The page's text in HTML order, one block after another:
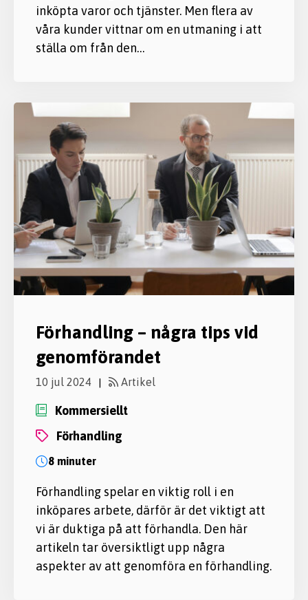
inköpta varor och tjänster. Men flera av
våra kunder vittnar om en utmaning i att
ställa om från den…
Förhandling – några tips vid
genomförandet
10 jul 2024 | Artikel
Kommersiellt
förhandling
8 minuter
Förhandling spelar en viktig roll i en
inköpares arbete, därför är det viktigt att
vi är duktiga på att förhandla. Den här
artikeln tar översiktligt upp några
aspekter av att genomföra en förhandling.